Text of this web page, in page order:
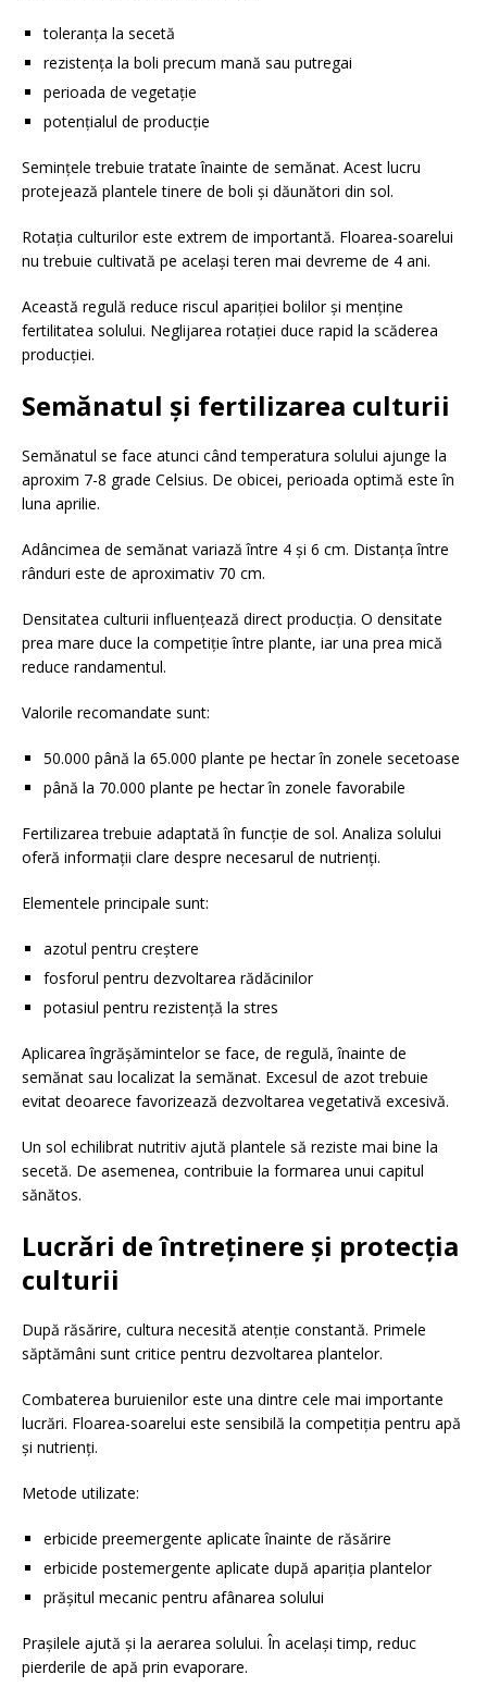
toleranța la secetă
rezistența la boli precum mană sau putregai
perioada de vegetație
potențialul de producție
Semințele trebuie tratate înainte de semănat. Acest lucru
protejează plantele tinere de boli și dăunători din sol.
Rotația culturilor este extrem de importantă. Floarea-soarelui
nu trebuie cultivată pe același teren mai devreme de 4 ani.
Această regulă reduce riscul apariției bolilor și menține
fertilitatea solului. Neglijarea rotației duce rapid la scăderea
producției.
Semănatul și fertilizarea culturii
Semănatul se face atunci când temperatura solului ajunge la
aproxim 7-8 grade Celsius. De obicei, perioada optimă este în
luna aprilie.
Adâncimea de semănat variază între 4 și 6 cm. Distanța între
rânduri este de aproximativ 70 cm.
Densitatea culturii influențează direct producția. O densitate
prea mare duce la competiție între plante, iar una prea mică
reduce randamentul.
Valorile recomandate sunt:
50.000 până la 65.000 plante pe hectar în zonele secetoase
până la 70.000 plante pe hectar în zonele favorabile
Fertilizarea trebuie adaptată în funcție de sol. Analiza solului
oferă informații clare despre necesarul de nutrienți.
Elementele principale sunt:
azotul pentru creștere
fosforul pentru dezvoltarea rădăcinilor
potasiul pentru rezistență la stres
Aplicarea îngrășămintelor se face, de regulă, înainte de
semănat sau localizat la semănat. Excesul de azot trebuie
evitat deoarece favorizează dezvoltarea vegetativă excesivă.
Un sol echilibrat nutritiv ajută plantele să reziste mai bine la
secetă. De asemenea, contribuie la formarea unui capitul
sănătos.
Lucrări de întreținere și protecția
culturii
După răsărire, cultura necesită atenție constantă. Primele
săptămâni sunt critice pentru dezvoltarea plantelor.
Combaterea buruienilor este una dintre cele mai importante
lucrări. Floarea-soarelui este sensibilă la competiția pentru apă
și nutrienți.
Metode utilizate:
erbicide preemergente aplicate înainte de răsărire
erbicide postemergente aplicate după apariția plantelor
prășitul mecanic pentru afânarea solului
Prașilele ajută și la aerarea solului. În același timp, reduc
pierderile de apă prin evaporare.